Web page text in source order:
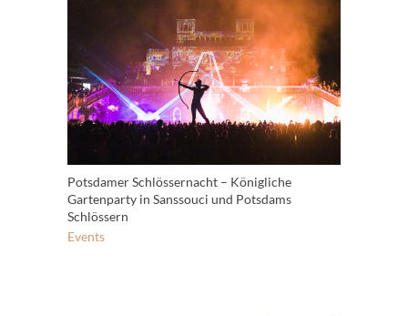
Potsdamer Schlössernacht – Königliche
Gartenparty in Sanssouci und Potsdams
Schlössern
Events